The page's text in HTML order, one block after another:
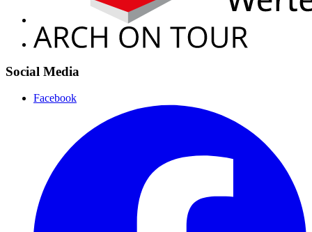
Social Media
Facebook